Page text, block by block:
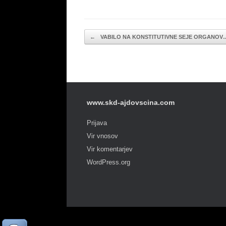
Post navigation
← VABILO NA KONSTITUTIVNE SEJE
www.skd-ajdovscina.com
Prijava
Vir vnosov
Vir komentarjev
WordPress.org